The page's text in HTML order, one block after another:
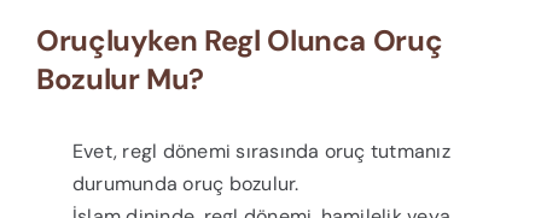
Oruçluyken Regl Olunca Oruç
Bozulur Mu?
Evet, regl dönemi sırasında oruç tutmanız
durumunda oruç bozulur.